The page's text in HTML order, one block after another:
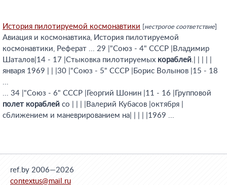
История пилотируемой космонавтики нестрогое соответствие
Авиация и космонавтика, История пилотируемой
космонавтики, Реферат ... 29 |"Союз - 4" СССР |Владимир
Шаталов|14 - 17 |Стыковка пилотируемых кораблей.| | | | |
января 1969 | | |30 |"Союз - 5" СССР |Борис Волынов |15 - 18
...
... 34 |"Союз - 6" СССР |Георгий Шонин |11 - 16 |Групповой
полет кораблей со | | | |Валерий Кубасов |октября |
сближением и маневрированием на| | | | |1969 ...
ref.by 2006—2026
contextus@mail.ru